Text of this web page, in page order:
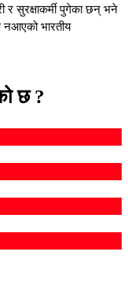
सुरक्षाकर्मी पुगेका छन् भने
नआएको भारतीय
छ ?